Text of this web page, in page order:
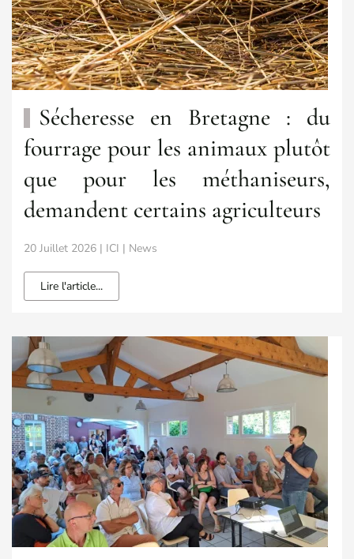
Sécheresse en Bretagne : du
fourrage pour les animaux plutôt
que pour les méthaniseurs,
demandent certains agriculteurs
20 Juillet 2026 | ICI | News
Lire l'article...